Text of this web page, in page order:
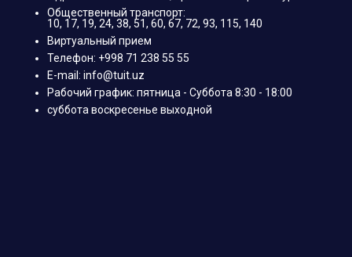
Общественный транспорт:
10, 17, 19, 24, 38, 51, 60, 67, 72, 93, 115, 140
Виртуальный прием
Телефон: +998 71 238 55 55
E-mail: info@tuit.uz
Рабочий график: пятница - Суббота 8:30 - 18:00
суббота воскресенье выходной